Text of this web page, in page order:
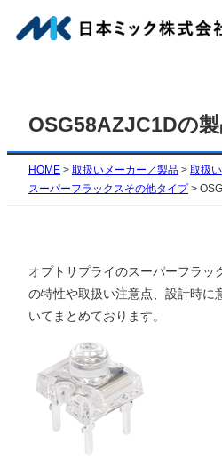
容
プ
OSG58AZJC1Dの
HOME > 取扱いメーカー／製品 > 取扱
スーパーフラックスその他タイプ>
オプトサプライのスーパーフラッ
の特性や取扱い注意点、設計時に
いてまとめております。